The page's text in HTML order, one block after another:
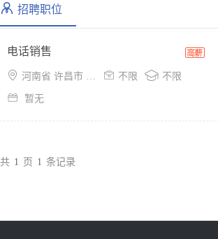
招聘职位
电话销售
 河南省 许昌市 东城区  不限  不限
 暂无
共 1 页 1 条记录